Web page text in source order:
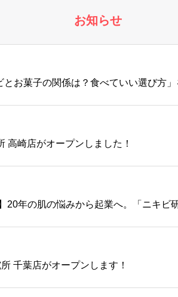
お知らせ
とお菓子の関係は？食べていい選び方
高崎店がオープンしました！
千葉店がオープンします！